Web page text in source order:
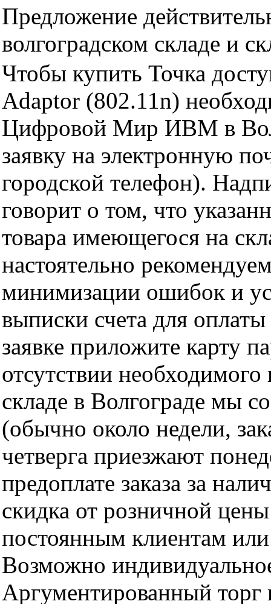
Предложение
волгоградском складе и
Чтобы купить Точка
Adaptor (802.11n)
Цифровой Мир ИВМ в
заявку на электронную
городской телефон).
говорит о том, что
товара имеющегося на
настоятельно
минимизации ошибок и
выписки счета для
заявке приложите карту
отсутствии
складе в Волгограде мы
(обычно около недели,
четверга приезжают
предоплате заказа за
скидка от розничной
постоянным клиентам
Возможно
Аргументированный торг